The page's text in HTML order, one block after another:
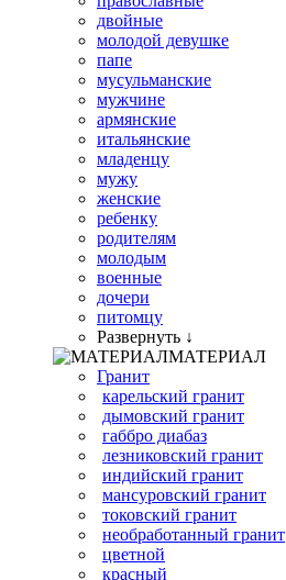
двойные
молодой девушке
папе
мусульманские
мужчине
армянские
итальянские
младенцу
мужу
женские
ребенку
родителям
молодым
военные
дочери
питомцу
Развернуть ↓
МАТЕРИАЛ
Гранит
карельский гранит
дымовский гранит
габбро диабаз
лезниковский гранит
индийский гранит
мансуровский гранит
токовский гранит
необработанный гранит
цветной
красный